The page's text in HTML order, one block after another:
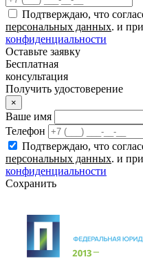
Подтверждаю, что
персональных данных. и
конфиденциальности
Оставьте заявку
Бесплатная
консультация
Получить удостоверение
×
Ваше имя
Телефон
Подтверждаю, что
персональных данных. и
конфиденциальности
Сохранить